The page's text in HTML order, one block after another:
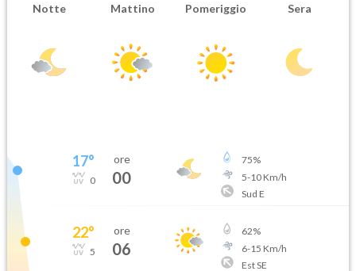
Notte Mattino Pomeriggio Sera
17°
0
ore
00
75%
5-10Km/h
Sud E
22°
5
ore
06
62%
6-15 Km/h
Est SE